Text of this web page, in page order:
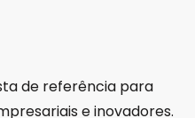
de referência para
e inovadores.